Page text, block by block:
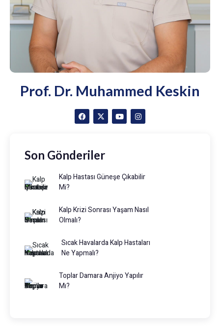
Prof. Dr. Muhammed Keskin
Son Gönderiler
Kalp Hastası Güneşe Çıkabilir
Mi?
Kalp Krizi Sonrası Yaşam Nasıl
Olmalı?
Sıcak Havalarda Kalp Hastaları
Ne Yapmalı?
Toplar Damara Anjiyo Yapılır
Mı?